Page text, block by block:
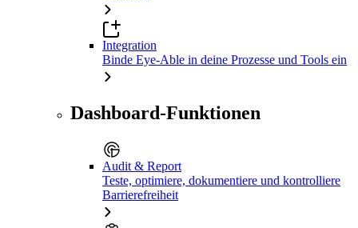
Integration
Binde Eye-Able in deine Prozesse und Tools ein
Dashboard-Funktionen
Audit & Report
Teste, optimiere, dokumentiere und kontrolliere
Barrierefreiheit